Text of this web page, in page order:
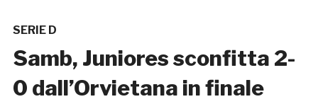
SERIE D
Samb, Juniores sconfitta 2-
0 dall’Orvietana in finale